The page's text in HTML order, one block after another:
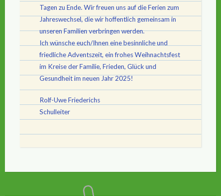
Tagen zu Ende. Wir freuen uns auf die Ferien zum
Jahreswechsel, die wir hoffentlich gemeinsam in
unseren Familien verbringen werden.
Ich wünsche euch/Ihnen eine besinnliche und
friedliche Adventszeit, ein frohes Weihnachtsfest
im Kreise der Familie, Frieden, Glück und
Gesundheit im neuen Jahr 2025!
Rolf-Uwe Friederichs
Schulleiter